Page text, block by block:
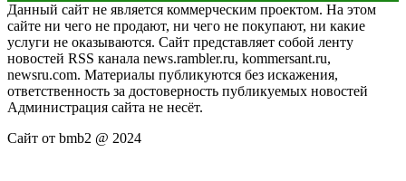
Данный сайт не является коммерческим проектом. На этом
сайте ни чего не продают, ни чего не покупают, ни какие
услуги не оказываются. Сайт представляет собой ленту
новостей RSS канала news.rambler.ru, kommersant.ru,
newsru.com. Материалы публикуются без искажения,
ответственность за достоверность публикуемых новостей
Администрация сайта не несёт.
Сайт от bmb2 @ 2024